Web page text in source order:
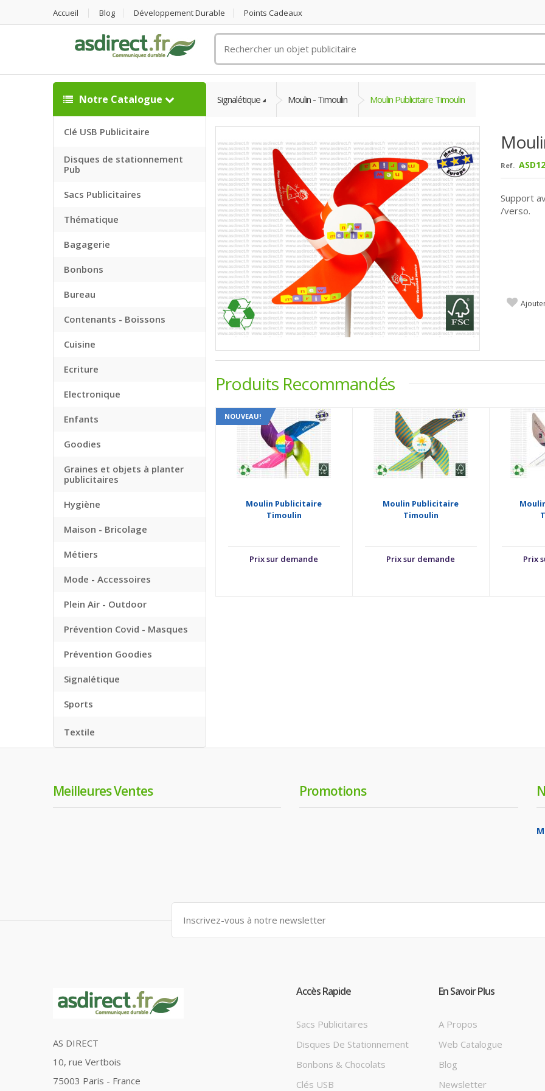
Accueil Blog Développement Durable Points Cadeaux
un
objet
publicitaire
Notre Catalogue
Clé USB Publicitaire
Disques de stationnement
Pub
Sacs Publicitaires
Thématique
Bagagerie
Bonbons
Bureau
Contenants - Boissons
Cuisine
Ecriture
Electronique
Enfants
Goodies
Graines et objets à planter
publicitaires
Hygiène
Maison - Bricolage
Métiers
Mode - Accessoires
Plein Air - Outdoor
Prévention Covid - Masques
Prévention Goodies
Signalétique
Sports
Textile
Signalétique Moulin - Timoulin Moulin Publicitaire Timoulin
Ref.
Support
/verso.
Produits Recommandés
NOUVEAU!
Moulin Publicitaire
Timoulin
Prix sur demande
Moulin Publicitaire
Timoulin
Prix sur demande Prix
Meilleures Ventes Promotions
AS DIRECT
10, rue Vertbois
75003 Paris - France
Accès Rapide
Sacs Publicitaires
Disques De Stationnement
Bonbons & Chocolats
Clés USB
En Savoir Plus
A Propos
Web Catalogue
Blog
Newsletter